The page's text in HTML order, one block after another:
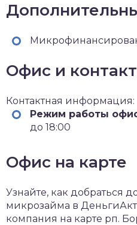
Офис и
Контактная информация:
Режим работы
до 18:00
Офис на карте
Узнайте, как добраться
микрозайма в
компания на карте рп.